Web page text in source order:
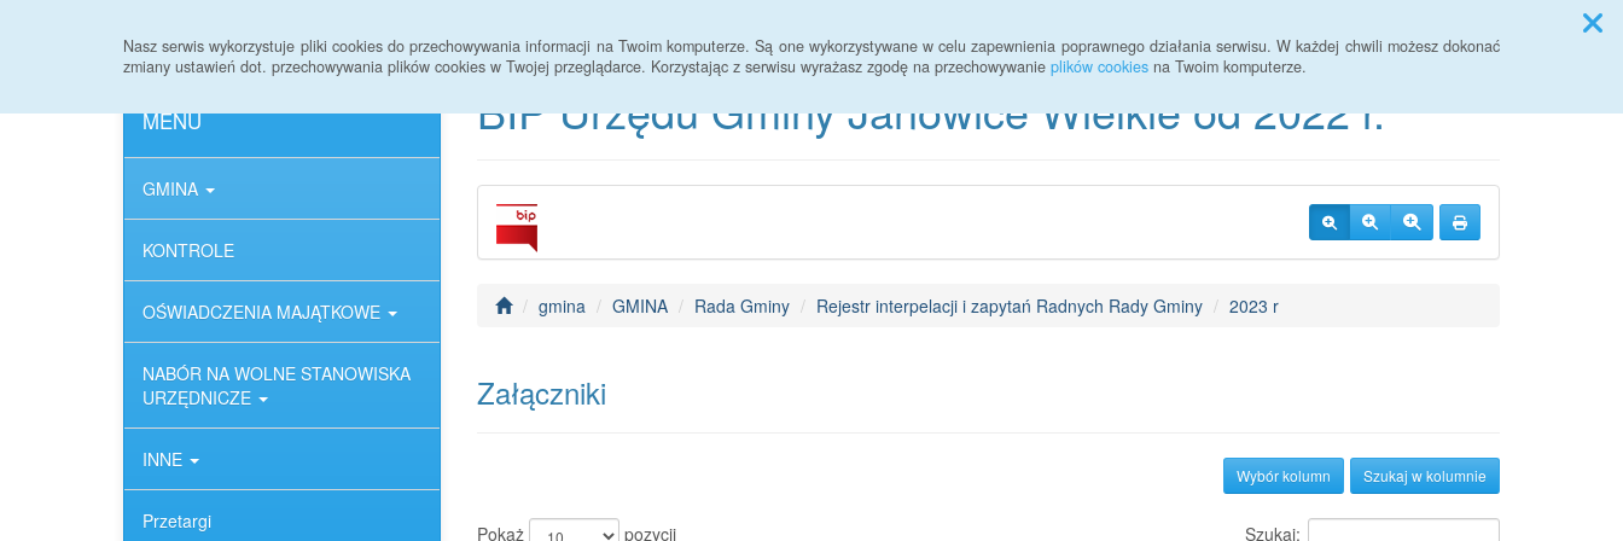
Nasz serwis wykorzystuje pliki cookies do przechowywania informacji na Twoim komputerze. Są one wykorzystywane w celu zapewnienia poprawnego działania serwisu. W każdej chwili możesz dokonać
zmiany ustawień dot. przechowywania plików cookies w Twojej przeglądarce. Korzystając z serwisu wyrażasz zgodę na przechowywanie plików cookies na Twoim komputerze.
MENU
GMINA
KONTROLE
OŚWIADCZENIA MAJĄTKOWE
NABÓR NA WOLNE STANOWISKA
URZĘDNICZE
INNE
Przetargi
BIP Urzędu Gminy Janowice Wielkie od 2022 r.
gmina GMINA Rada Gminy Rejestr interpelacji i zapytań Radnych Rady Gminy 2023 r
Załączniki
Szukaj w kolumnie
Wybór kolumn
Pokaż pozycji Szukaj: